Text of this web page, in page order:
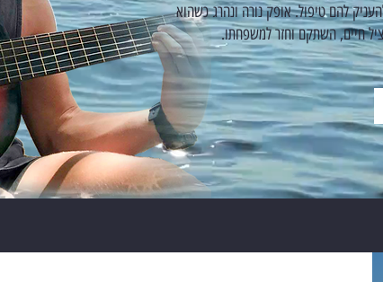
להם טיפול. אופק נורה ונהרג כשהוא
חיים, השתקם וחזר למשפחתו.